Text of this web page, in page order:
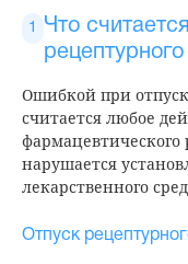
Что
Ошибкой при
считается любое
нарушается
лекарственного
Отпуск